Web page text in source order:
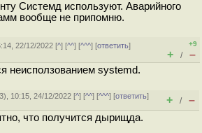
Системд используют. Аварийного
вообще не припомню.
22/12/2022 [^] [^^] [^^^] [ответить]
+9
+ / –
неисползованием systemd.
), 10:15, 24/12/2022 [^] [^^] [^^^] [ответить]
+ / –
что получится дырищда.